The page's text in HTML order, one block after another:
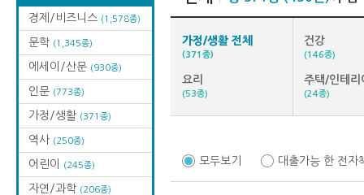
경제/비즈니스 (1,578종)
문학 (1,345종)
에세이/산문 (930종)
인문 (773종)
가정/생활 (371종)
역사 (250종)
어린이 (245종)
자연/과학 (206종)
가정/생활 전체
(371종)
건강
(146종)
요리
(53종)
주택/인테리
(24종)
모두보기 대출가능 한 전자